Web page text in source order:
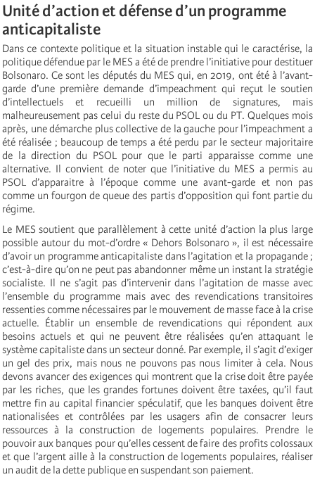
Unité d’action et défense d’un programme
anticapitaliste
Dans ce contexte politique et la situation instable qui le caractérise, la
politique défendue par le MES a été de prendre l’initiative pour destituer
Bolsonaro. Ce sont les députés du MES qui, en 2019, ont été à l’avant-
garde d’une première demande d’impeachment qui reçut le soutien
d’intellectuels et recueilli un million de signatures, mais
malheureusement pas celui du reste du PSOL ou du PT. Quelques mois
après, une démarche plus collective de la gauche pour l’impeachment a
été réalisée ; beaucoup de temps a été perdu par le secteur majoritaire
de la direction du PSOL pour que le parti apparaisse comme une
alternative. Il convient de noter que l’initiative du MES a permis au
PSOL d’apparaitre à l’époque comme une avant-garde et non pas
comme un fourgon de queue des partis d’opposition qui font partie du
régime.
Le MES soutient que parallèlement à cette unité d’action la plus large
possible autour du mot-d’ordre « Dehors Bolsonaro », il est nécessaire
d’avoir un programme anticapitaliste dans l’agitation et la propagande ;
c’est-à-dire qu’on ne peut pas abandonner même un instant la stratégie
socialiste. Il ne s’agit pas d’intervenir dans l’agitation de masse avec
l’ensemble du programme mais avec des revendications transitoires
ressenties comme nécessaires par le mouvement de masse face à la crise
actuelle. Établir un ensemble de revendications qui répondent aux
besoins actuels et qui ne peuvent être réalisées qu’en attaquant le
système capitaliste dans un secteur donné. Par exemple, il s’agit d’exiger
un gel des prix, mais nous ne pouvons pas nous limiter à cela. Nous
devons avancer des exigences qui montrent que la crise doit être payée
par les riches, que les grandes fortunes doivent être taxées, qu’il faut
mettre fin au capital financier spéculatif, que les banques doivent être
nationalisées et contrôlées par les usagers afin de consacrer leurs
ressources à la construction de logements populaires. Prendre le
pouvoir aux banques pour qu’elles cessent de faire des profits colossaux
et que l’argent aille à la construction de logements populaires, réaliser
un audit de la dette publique en suspendant son paiement.